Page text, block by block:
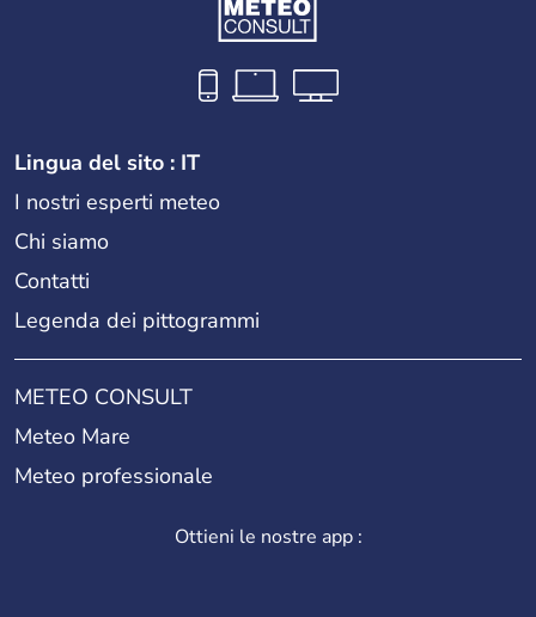
Lingua del sito : IT
I nostri esperti meteo
Chi siamo
Contatti
Legenda dei pittogrammi
METEO CONSULT
Meteo Mare
Meteo professionale
Ottieni le nostre app :